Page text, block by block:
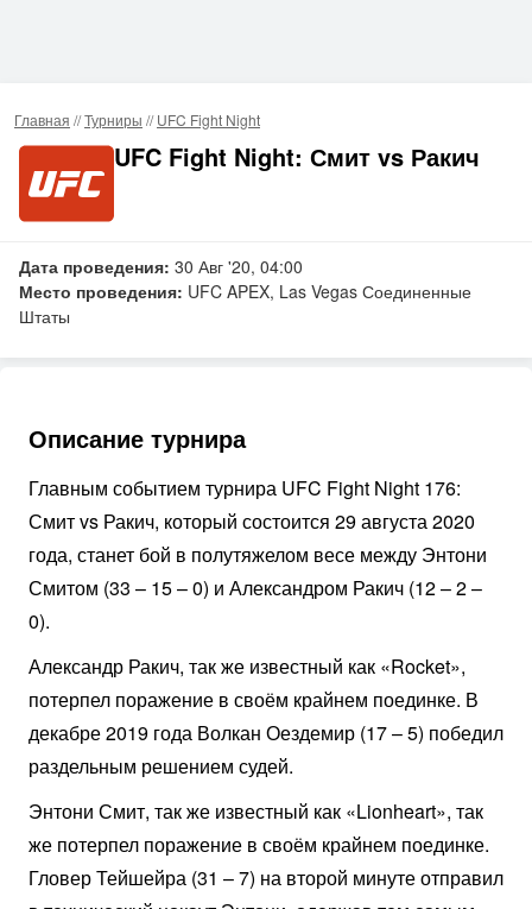
Главная //Турниры //UFC Fight Night
UFC Fight Night: Смит vs Ракич
Дата проведения: 30 Авг '20, 04:00
Место проведения: UFC APEX, Las Vegas Соединенные
Штаты
Описание турнира
Главным событием турнира UFC Fight Night 176:
Смит vs Ракич, который состоится 29 августа 2020
года, станет бой в полутяжелом весе между Энтони
Смитом (33 – 15 – 0) и Александром Ракич (12 – 2 –
0).
Александр Ракич, так же известный как «Rocket»,
потерпел поражение в своём крайнем поединке. В
декабре 2019 года Волкан Оездемир (17 – 5) победил
раздельным решением судей.
Энтони Смит, так же известный как «Lionheart», так
же потерпел поражение в своём крайнем поединке.
Гловер Тейшейра (31 – 7) на второй минуте отправил